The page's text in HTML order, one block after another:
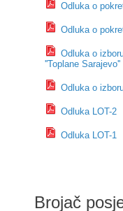
Odluka o
Odluka o
Odluka o
''Toplane Sarajevo''
Odluka o
Odluka LOT-2
Odluka LOT-1
Brojač